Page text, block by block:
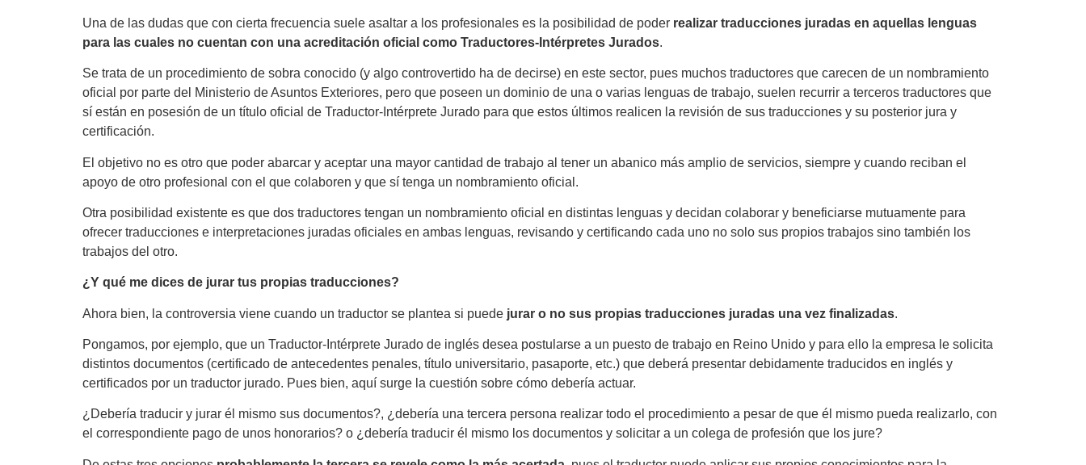
Una de las dudas que con cierta frecuencia suele asaltar a los profesionales es la posibilidad de poder realizar traducciones juradas en aquellas lenguas
para las cuales no cuentan con una acreditación oficial como Traductores-Intérpretes Jurados.
Se trata de un procedimiento de sobra conocido (y algo controvertido ha de decirse) en este sector, pues muchos traductores que carecen de un nombramiento
oficial por parte del Ministerio de Asuntos Exteriores, pero que poseen un dominio de una o varias lenguas de trabajo, suelen recurrir a terceros traductores que
sí están en posesión de un título oficial de Traductor-Intérprete Jurado para que estos últimos realicen la revisión de sus traducciones y su posterior jura y
certificación.
El objetivo no es otro que poder abarcar y aceptar una mayor cantidad de trabajo al tener un abanico más amplio de servicios, siempre y cuando reciban el
apoyo de otro profesional con el que colaboren y que sí tenga un nombramiento oficial.
Otra posibilidad existente es que dos traductores tengan un nombramiento oficial en distintas lenguas y decidan colaborar y beneficiarse mutuamente para
ofrecer traducciones e interpretaciones juradas oficiales en ambas lenguas, revisando y certificando cada uno no solo sus propios trabajos sino también los
trabajos del otro.
¿Y qué me dices de jurar tus propias traducciones?
Ahora bien, la controversia viene cuando un traductor se plantea si puede jurar o no sus propias traducciones juradas una vez finalizadas.
Pongamos, por ejemplo, que un Traductor-Intérprete Jurado de inglés desea postularse a un puesto de trabajo en Reino Unido y para ello la empresa le solicita
distintos documentos (certificado de antecedentes penales, título universitario, pasaporte, etc.) que deberá presentar debidamente traducidos en inglés y
certificados por un traductor jurado. Pues bien, aquí surge la cuestión sobre cómo debería actuar.
¿Debería traducir y jurar él mismo sus documentos?, ¿debería una tercera persona realizar todo el procedimiento a pesar de que él mismo pueda realizarlo, con
el correspondiente pago de unos honorarios? o ¿debería traducir él mismo los documentos y solicitar a un colega de profesión que los jure?